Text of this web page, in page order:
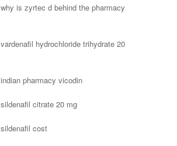
why is zyrtec d behind the pharmacy
vardenafil hydrochloride trihydrate 20
indian pharmacy vicodin
sildenafil citrate 20 mg
sildenafil cost